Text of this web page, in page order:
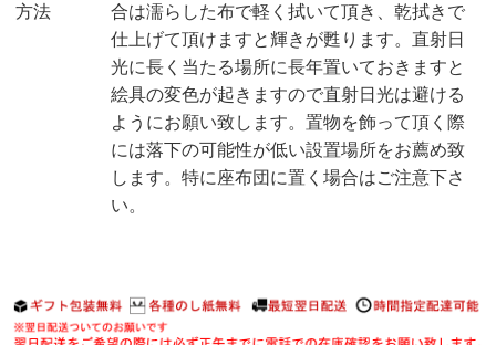
方法
合は濡らした布で軽く拭いて頂き、乾拭きで
仕上げて頂けますと輝きが甦ります。直射日
光に長く当たる場所に長年置いておきますと
絵具の変色が起きますので直射日光は避ける
ようにお願い致します。置物を飾って頂く際
には落下の可能性が低い設置場所をお薦め致
します。特に座布団に置く場合はご注意下さ
い。